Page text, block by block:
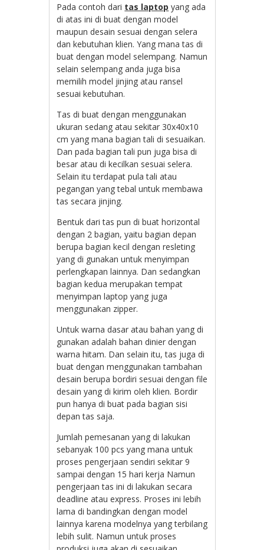
Pada contoh dari tas laptop yang ada
di atas ini di buat dengan model
maupun desain sesuai dengan selera
dan kebutuhan klien. Yang mana tas di
buat dengan model selempang. Namun
selain selempang anda juga bisa
memilih model jinjing atau ransel
sesuai kebutuhan.
Tas di buat dengan menggunakan
ukuran sedang atau sekitar 30x40x10
cm yang mana bagian tali di sesuaikan.
Dan pada bagian tali pun juga bisa di
besar atau di kecilkan sesuai selera.
Selain itu terdapat pula tali atau
pegangan yang tebal untuk membawa
tas secara jinjing.
Bentuk dari tas pun di buat horizontal
dengan 2 bagian, yaitu bagian depan
berupa bagian kecil dengan resleting
yang di gunakan untuk menyimpan
perlengkapan lainnya. Dan sedangkan
bagian kedua merupakan tempat
menyimpan laptop yang juga
menggunakan zipper.
Untuk warna dasar atau bahan yang di
gunakan adalah bahan dinier dengan
warna hitam. Dan selain itu, tas juga di
buat dengan menggunakan tambahan
desain berupa bordiri sesuai dengan file
desain yang di kirim oleh klien. Bordir
pun hanya di buat pada bagian sisi
depan tas saja.
Jumlah pemesanan yang di lakukan
sebanyak 100 pcs yang mana untuk
proses pengerjaan sendiri sekitar 9
sampai dengan 15 hari kerja Namun
pengerjaan tas ini di lakukan secara
deadline atau express. Proses ini lebih
lama di bandingkan dengan model
lainnya karena modelnya yang terbilang
lebih sulit. Namun untuk proses